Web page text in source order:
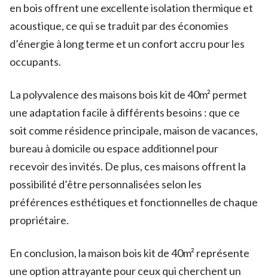
en bois offrent une excellente isolation thermique et
acoustique, ce qui se traduit par des économies
d’énergie à long terme et un confort accru pour les
occupants.
La polyvalence des maisons bois kit de 40m² permet
une adaptation facile à différents besoins : que ce
soit comme résidence principale, maison de vacances,
bureau à domicile ou espace additionnel pour
recevoir des invités. De plus, ces maisons offrent la
possibilité d’être personnalisées selon les
préférences esthétiques et fonctionnelles de chaque
propriétaire.
En conclusion, la maison bois kit de 40m² représente
une option attrayante pour ceux qui cherchent un